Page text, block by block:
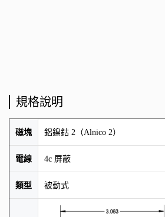
規格說明
磁塊 鋁鎳鈷 2（Alnico 2）
電線 4c 屏蔽
類型 被動式